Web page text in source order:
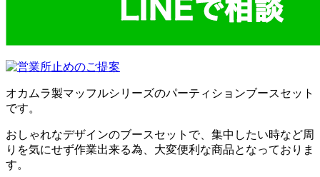
オカムラ製マッフルシリーズのパーティションブースセット
です。
おしゃれなデザインのブースセットで、集中したい時など周
りを気にせず作業出来る為、大変便利な商品となっておりま
す。